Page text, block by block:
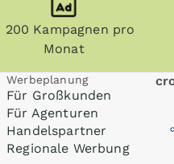
200 Kampagnen pro
Monat
Werbeplanung
Für Großkunden
Für Agenturen
Handelspartner
Regionale Werbung